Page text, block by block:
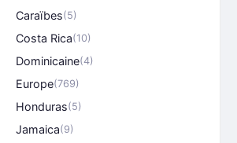
Caraïbes(5)
Costa Rica(10)
Dominicaine(4)
Europe(769)
Honduras(5)
Jamaica(9)